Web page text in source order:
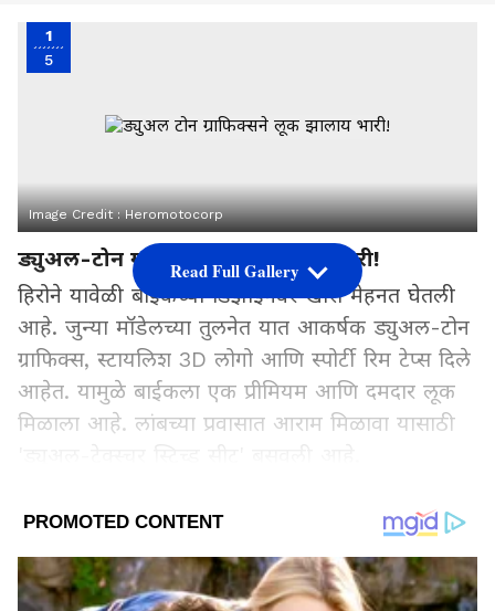
1
5
Image Credit :Heromotocorp
ड्युअल-टोन ग्राफिक्सने लूक झालाय भारी!
हिरोने यावेळी बाईकच्या डिझाइनवर खास मेहनत घेतली
आहे. जुन्या मॉडेलच्या तुलनेत यात आकर्षक ड्युअल-टोन
ग्राफिक्स, स्टायलिश 3D लोगो आणि स्पोर्टी रिम टेप्स दिले
आहेत. यामुळे बाईकला एक प्रीमियम आणि दमदार लूक
मिळाला आहे. लांबच्या प्रवासात आराम मिळावा यासाठी
Add Asianetnews Marathi as a Preferred
2
Read Full Gallery